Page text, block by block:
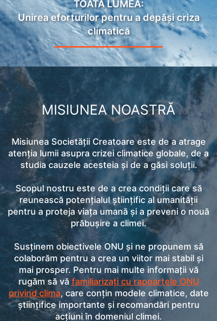
TOATĂ LUMEA:
Unirea eforturilor pentru a depăși criza
climatică
MISIUNEA NOASTRĂ
Misiunea Societății Creatoare este de a atrage
atenția lumii asupra crizei climatice globale, de a
studia cauzele acesteia și de a găsi soluții.
Scopul nostru este de a crea condiții care să
reunească potențialul științific al umanității
pentru a proteja viața umană și a preveni o nouă
prăbușire a climei.
Susținem obiectivele ONU și ne propunem să
colaborăm pentru a crea un viitor mai stabil și
mai prosper. Pentru mai multe informații vă
rugăm să vă familiarizați cu rapoartele ONU
privind clima, care conțin modele climatice, date
științifice importante și recomandări pentru
acțiuni în domeniul climei.